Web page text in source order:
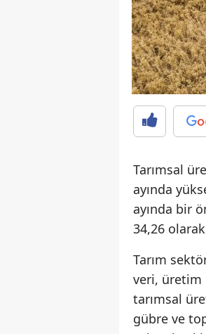
Tarımsal
ayında
ayında bir
34,26
Tarım
veri, üretim
tarımsal
gübre ve